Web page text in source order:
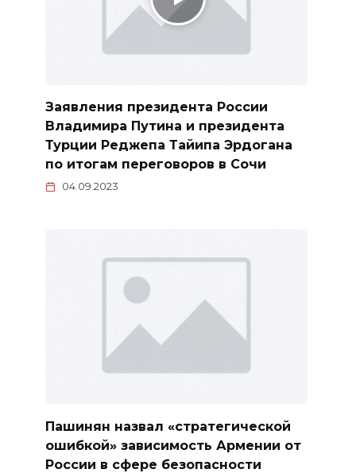
Заявления президента России
Владимира Путина и президента
Турции Реджепа Тайипа Эрдогана
по итогам переговоров в Сочи
04.09.2023
Пашинян назвал «стратегической
ошибкой» зависимость Армении от
России в сфере безопасности